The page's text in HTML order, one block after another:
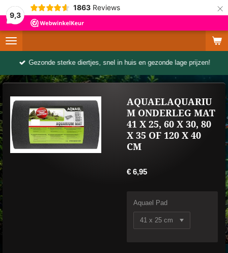
9,3
1863 Reviews ×
Gezonde sterke diertjes, snel in huis en gezonde lage prijzen!
AQUAELAQUARIU
M ONDERLEG MAT
41 X 25, 60 X 30, 80
X 35 OF 120 X 40
CM
€ 6,95
Aquael Pad